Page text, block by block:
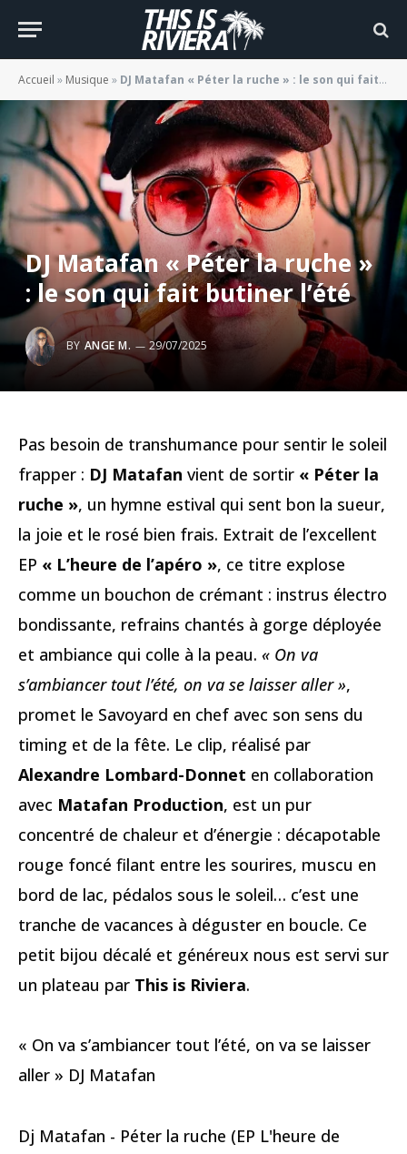
Accueil » Musique » DJ Matafan « Péter la ruche » : le son qui fait butiner l’été
DJ Matafan « Péter la ruche »
: le son qui fait butiner l’été
BY ANGE M. 29/07/2025
Pas besoin de transhumance pour sentir le soleil
frapper : DJ Matafan vient de sortir « Péter la
ruche », un hymne estival qui sent bon la sueur,
la joie et le rosé bien frais. Extrait de l’excellent
EP « L’heure de l’apéro », ce titre explose
comme un bouchon de crémant : instrus électro
bondissante, refrains chantés à gorge déployée
et ambiance qui colle à la peau. « On va
s’ambiancer tout l’été, on va se laisser aller »,
promet le Savoyard en chef avec son sens du
timing et de la fête. Le clip, réalisé par
Alexandre Lombard-Donnet en collaboration
avec Matafan Production, est un pur
concentré de chaleur et d’énergie : décapotable
rouge foncé filant entre les sourires, muscu en
bord de lac, pédalos sous le soleil… c’est une
tranche de vacances à déguster en boucle. Ce
petit bijou décalé et généreux nous est servi sur
un plateau par This is Riviera.
« On va s’ambiancer tout l’été, on va se laisser
aller » DJ Matafan
Dj Matafan - Péter la ruche (EP L'heure de